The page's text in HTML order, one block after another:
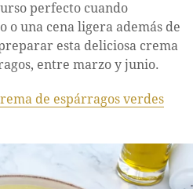
perfecto cuando
o una cena ligera además de
esta deliciosa crema
entre marzo y junio.
de espárragos verdes